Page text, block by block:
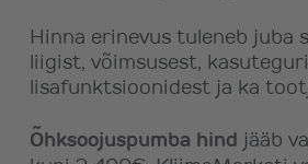
Hinna erinevus tuleneb juba
liigist, võimsusest,
lisafunktsioonidest ja ka
Õhksoojuspumba hind jääb